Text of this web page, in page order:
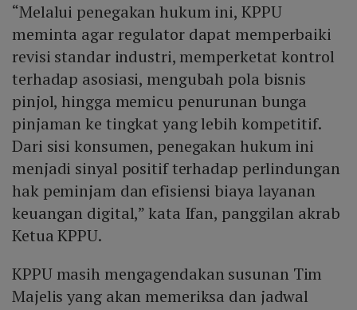
“Melalui penegakan hukum ini, KPPU
meminta agar regulator dapat memperbaiki
revisi standar industri, memperketat kontrol
terhadap asosiasi, mengubah pola bisnis
pinjol, hingga memicu penurunan bunga
pinjaman ke tingkat yang lebih kompetitif.
Dari sisi konsumen, penegakan hukum ini
menjadi sinyal positif terhadap perlindungan
hak peminjam dan efisiensi biaya layanan
keuangan digital,” kata Ifan, panggilan akrab
Ketua KPPU.
KPPU masih mengagendakan susunan Tim
Majelis yang akan memeriksa dan jadwal